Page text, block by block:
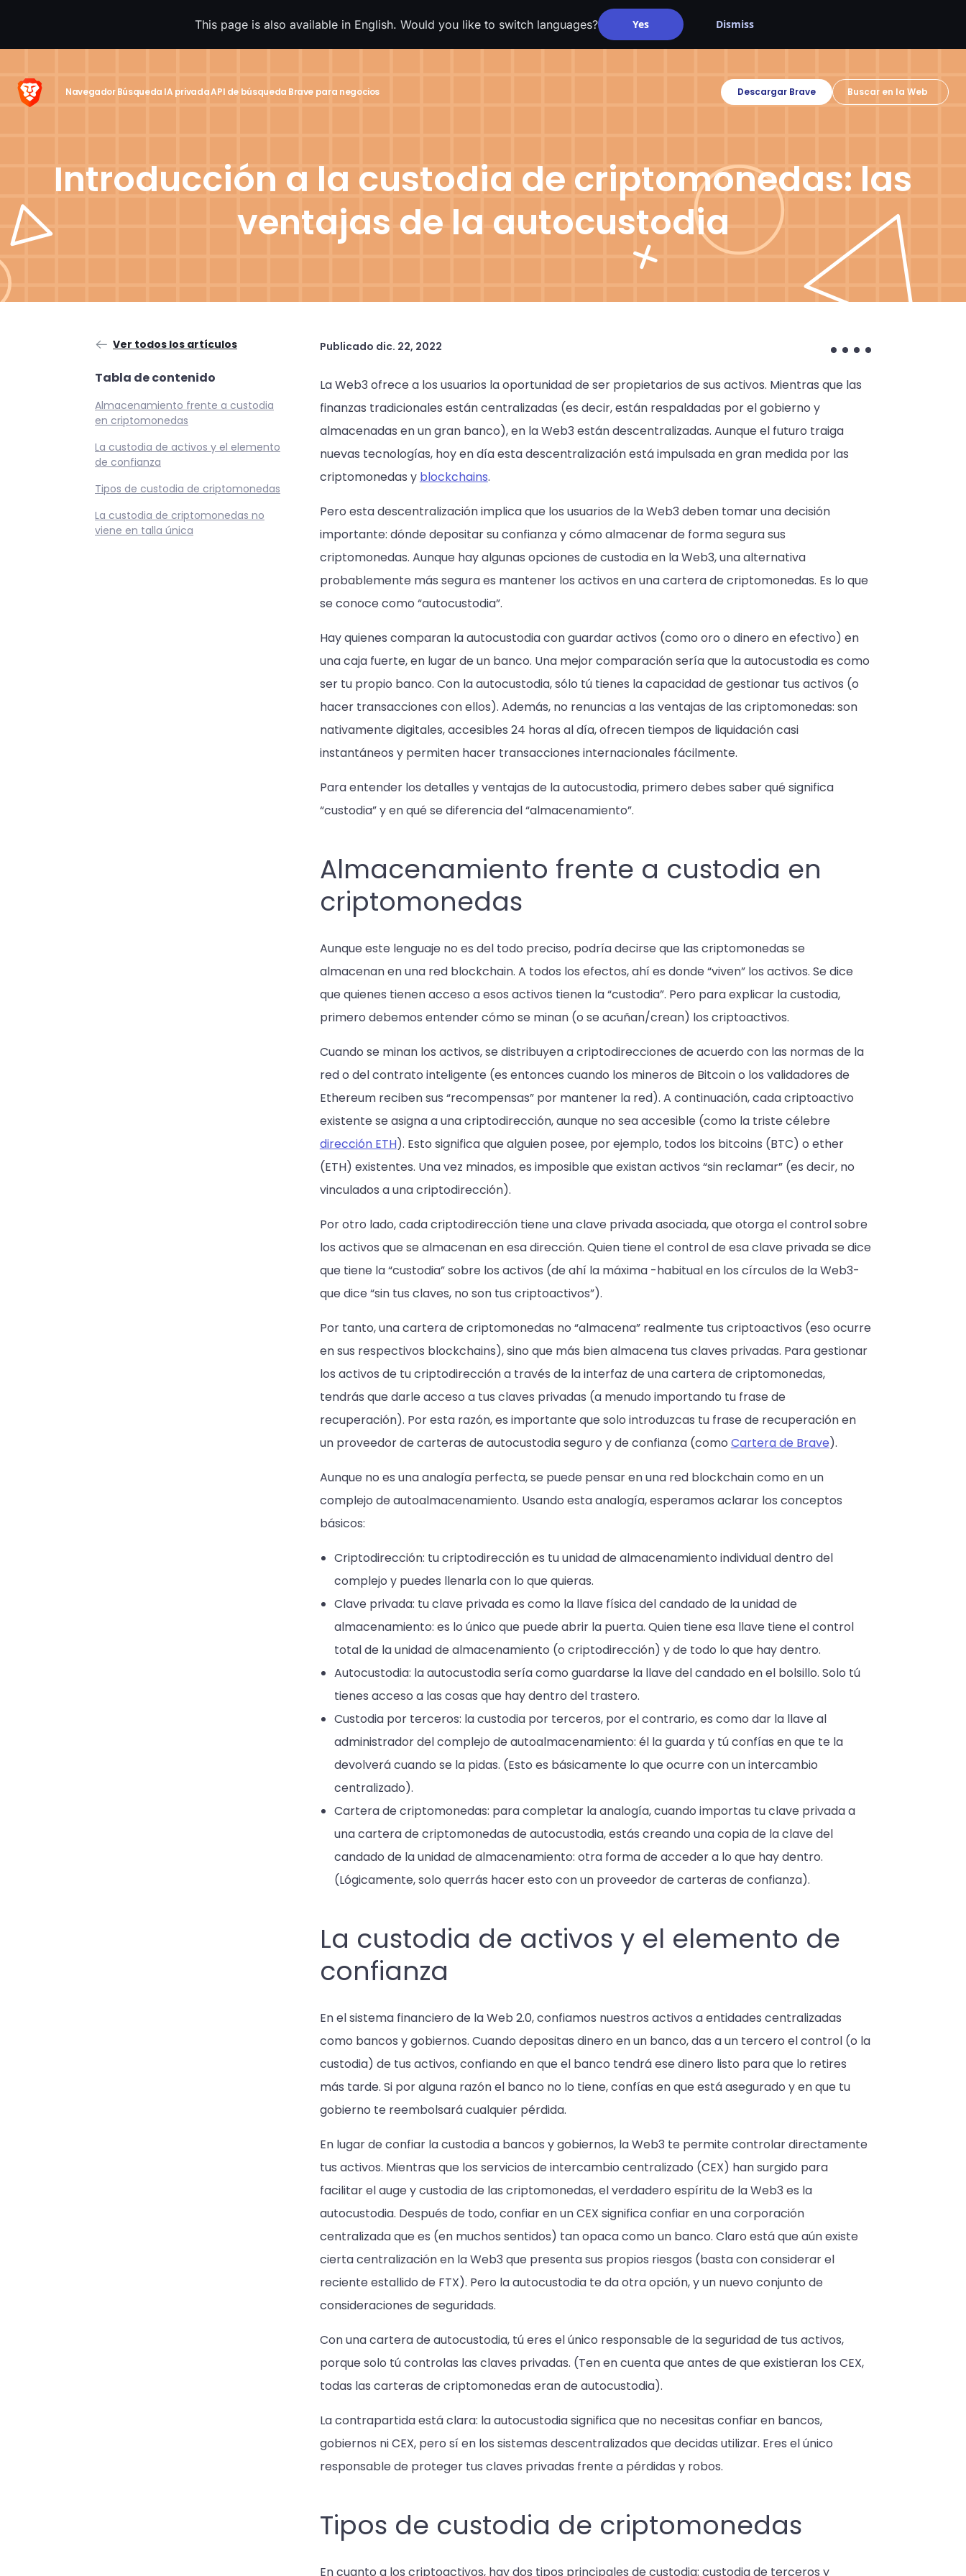
This page is also available in English. Would you like to switch languages? Yes Dismiss
NavegadorBúsqueda IA privadaAPI de búsqueda Brave para negocios Descargar Brave
Introducción a la custodia de criptomonedas: las
ventajas de la autocustodia
Publicado dic. 22, 2022
Ver todos los artículos
Tabla de contenido
Almacenamiento frente a custodia
en criptomonedas
La custodia de activos y el elemento
de confianza
Tipos de custodia de criptomonedas
La custodia de criptomonedas no
viene en talla única
La Web3 ofrece a los usuarios la oportunidad de ser propietarios de sus activos. Mientras que las
finanzas tradicionales están centralizadas (es decir, están respaldadas por el gobierno y
almacenadas en un gran banco), en la Web3 están descentralizadas. Aunque el futuro traiga
nuevas tecnologías, hoy en día esta descentralización está impulsada en gran medida por las
criptomonedas y blockchains.
Pero esta descentralización implica que los usuarios de la Web3 deben tomar una decisión
importante: dónde depositar su confianza y cómo almacenar de forma segura sus
criptomonedas. Aunque hay algunas opciones de custodia en la Web3, una alternativa
probablemente más segura es mantener los activos en una cartera de criptomonedas. Es lo que
se conoce como “autocustodia”.
Hay quienes comparan la autocustodia con guardar activos (como oro o dinero en efectivo) en
una caja fuerte, en lugar de un banco. Una mejor comparación sería que la autocustodia es como
ser tu propio banco. Con la autocustodia, sólo tú tienes la capacidad de gestionar tus activos (o
hacer transacciones con ellos). Además, no renuncias a las ventajas de las criptomonedas: son
nativamente digitales, accesibles 24 horas al día, ofrecen tiempos de liquidación casi
instantáneos y permiten hacer transacciones internacionales fácilmente.
Para entender los detalles y ventajas de la autocustodia, primero debes saber qué significa
“custodia” y en qué se diferencia del “almacenamiento”.
Almacenamiento frente a custodia en
criptomonedas
Aunque este lenguaje no es del todo preciso, podría decirse que las criptomonedas se
almacenan en una red blockchain. A todos los efectos, ahí es donde “viven” los activos. Se dice
que quienes tienen acceso a esos activos tienen la “custodia”. Pero para explicar la custodia,
primero debemos entender cómo se minan (o se acuñan/crean) los criptoactivos.
Cuando se minan los activos, se distribuyen a criptodirecciones de acuerdo con las normas de la
red o del contrato inteligente (es entonces cuando los mineros de Bitcoin o los validadores de
Ethereum reciben sus “recompensas” por mantener la red). A continuación, cada criptoactivo
existente se asigna a una criptodirección, aunque no sea accesible (como la triste célebre
dirección ETH). Esto significa que alguien posee, por ejemplo, todos los bitcoins (BTC) o ether
(ETH) existentes. Una vez minados, es imposible que existan activos “sin reclamar” (es decir, no
vinculados a una criptodirección).
Por otro lado, cada criptodirección tiene una clave privada asociada, que otorga el control sobre
los activos que se almacenan en esa dirección. Quien tiene el control de esa clave privada se dice
que tiene la “custodia” sobre los activos (de ahí la máxima -habitual en los círculos de la Web3-
que dice “sin tus claves, no son tus criptoactivos”).
Por tanto, una cartera de criptomonedas no “almacena” realmente tus criptoactivos (eso ocurre
en sus respectivos blockchains), sino que más bien almacena tus claves privadas. Para gestionar
los activos de tu criptodirección a través de la interfaz de una cartera de criptomonedas,
tendrás que darle acceso a tus claves privadas (a menudo importando tu frase de
recuperación). Por esta razón, es importante que solo introduzcas tu frase de recuperación en
un proveedor de carteras de autocustodia seguro y de confianza (como Cartera de Brave).
Aunque no es una analogía perfecta, se puede pensar en una red blockchain como en un
complejo de autoalmacenamiento. Usando esta analogía, esperamos aclarar los conceptos
básicos:
Criptodirección: tu criptodirección es tu unidad de almacenamiento individual dentro del
complejo y puedes llenarla con lo que quieras.
Clave privada: tu clave privada es como la llave física del candado de la unidad de
almacenamiento: es lo único que puede abrir la puerta. Quien tiene esa llave tiene el control
total de la unidad de almacenamiento (o criptodirección) y de todo lo que hay dentro.
Autocustodia: la autocustodia sería como guardarse la llave del candado en el bolsillo. Solo tú
tienes acceso a las cosas que hay dentro del trastero.
Custodia por terceros: la custodia por terceros, por el contrario, es como dar la llave al
administrador del complejo de autoalmacenamiento: él la guarda y tú confías en que te la
devolverá cuando se la pidas. (Esto es básicamente lo que ocurre con un intercambio
centralizado).
Cartera de criptomonedas: para completar la analogía, cuando importas tu clave privada a
una cartera de criptomonedas de autocustodia, estás creando una copia de la clave del
candado de la unidad de almacenamiento: otra forma de acceder a lo que hay dentro.
(Lógicamente, solo querrás hacer esto con un proveedor de carteras de confianza).
La custodia de activos y el elemento de
confianza
En el sistema financiero de la Web 2.0, confiamos nuestros activos a entidades centralizadas
como bancos y gobiernos. Cuando depositas dinero en un banco, das a un tercero el control (o la
custodia) de tus activos, confiando en que el banco tendrá ese dinero listo para que lo retires
más tarde. Si por alguna razón el banco no lo tiene, confías en que está asegurado y en que tu
gobierno te reembolsará cualquier pérdida.
En lugar de confiar la custodia a bancos y gobiernos, la Web3 te permite controlar directamente
tus activos. Mientras que los servicios de intercambio centralizado (CEX) han surgido para
facilitar el auge y custodia de las criptomonedas, el verdadero espíritu de la Web3 es la
autocustodia. Después de todo, confiar en un CEX significa confiar en una corporación
centralizada que es (en muchos sentidos) tan opaca como un banco. Claro está que aún existe
cierta centralización en la Web3 que presenta sus propios riesgos (basta con considerar el
reciente estallido de FTX). Pero la autocustodia te da otra opción, y un nuevo conjunto de
consideraciones de seguridads.
Con una cartera de autocustodia, tú eres el único responsable de la seguridad de tus activos,
porque solo tú controlas las claves privadas. (Ten en cuenta que antes de que existieran los CEX,
todas las carteras de criptomonedas eran de autocustodia).
La contrapartida está clara: la autocustodia significa que no necesitas confiar en bancos,
gobiernos ni CEX, pero sí en los sistemas descentralizados que decidas utilizar. Eres el único
responsable de proteger tus claves privadas frente a pérdidas y robos.
Tipos de custodia de criptomonedas
En cuanto a los criptoactivos, hay dos tipos principales de custodia: custodia de terceros y